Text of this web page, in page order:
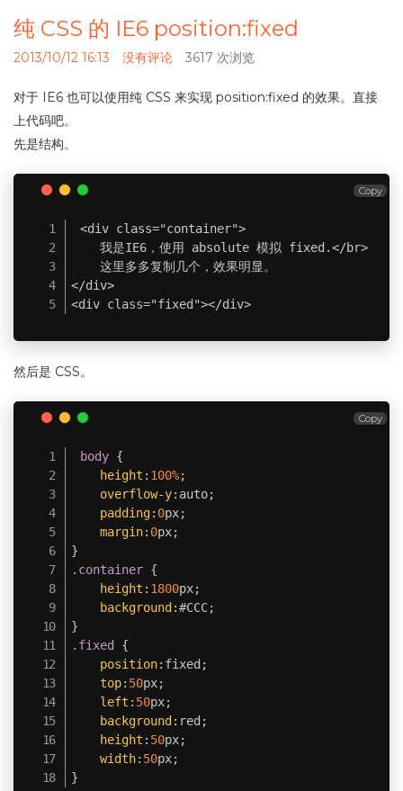
纯 CSS 的 IE6 position:fixed
2013/10/12 16:13 没有评论 3617 次浏览
对于 IE6 也可以使用纯 CSS 来实现 position:fixed 的效果。直接
上代码吧。
先是结构。
<div class="container">
    我是IE6，使用 absolute 模拟 fixed.</br>
    这里多多复制几个，效果明显。
</div>
<div class="fixed"></div>
Copy
然后是 CSS。
body {
height : 100%;
overflow-y: auto;
padding: 0px;
margin: 0px;
}
.container {
height : 1800px;
background :#CCC;
}
.fixed
{
position: fixed ;
top: 50px;
left : 50px;
background : red ;
height : 50px;
width: 50px;
}
Copy